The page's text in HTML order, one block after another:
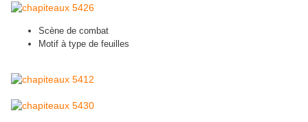
Scène de combat
Motif à type de feuilles